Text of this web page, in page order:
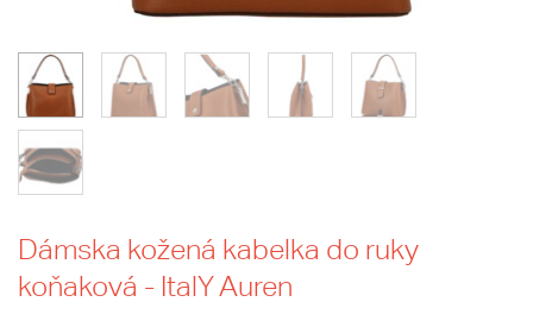
Dámska kožená kabelka do ruky
koňaková - ItalY Auren